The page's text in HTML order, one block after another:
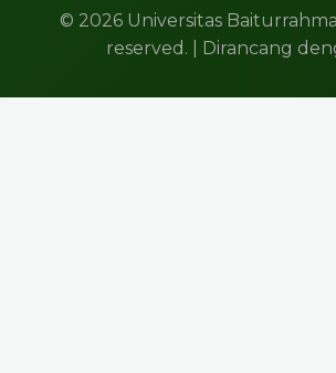
© 2026 Universitas
reserved. | Dirancang